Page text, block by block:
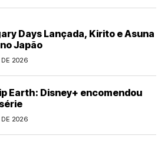
Days Lançada, Kirito e Asuna
Japão
DE 2026
Earth: Disney+ encomendou
DE 2026